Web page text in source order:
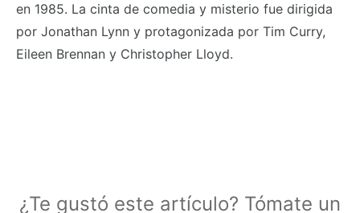
en 1985. La cinta de comedia y misterio fue dirigida
por Jonathan Lynn y protagonizada por Tim Curry,
Eileen Brennan y Christopher Lloyd.
¿Te gustó este artículo? Tómate un